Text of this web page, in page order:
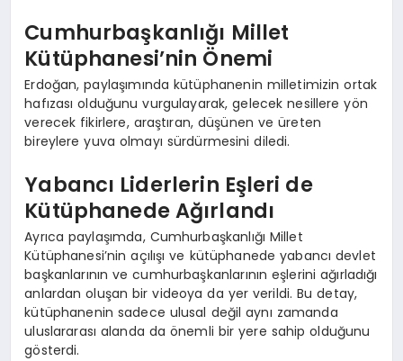
Cumhurbaşkanlığı Millet
Kütüphanesi’nin Önemi
Erdoğan, paylaşımında kütüphanenin milletimizin ortak
hafızası olduğunu vurgulayarak, gelecek nesillere yön
verecek fikirlere, araştıran, düşünen ve üreten
bireylere yuva olmayı sürdürmesini diledi.
Yabancı Liderlerin Eşleri de
Kütüphanede Ağırlandı
Ayrıca paylaşımda, Cumhurbaşkanlığı Millet
Kütüphanesi’nin açılışı ve kütüphanede yabancı devlet
başkanlarının ve cumhurbaşkanlarının eşlerini ağırladığı
anlardan oluşan bir videoya da yer verildi. Bu detay,
kütüphanenin sadece ulusal değil aynı zamanda
uluslararası alanda da önemli bir yere sahip olduğunu
gösterdi.